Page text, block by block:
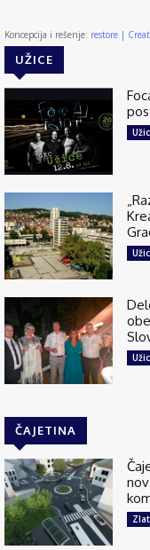
Koncepcija i rešenje: restore |
UŽICE
ČAJETINA